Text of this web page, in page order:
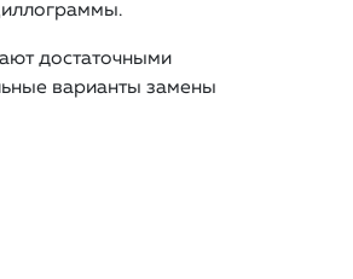
достаточными
варианты замены